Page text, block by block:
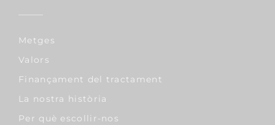
Metges
Valors
Finançament del tractament
La nostra història
Per què escollir-nos